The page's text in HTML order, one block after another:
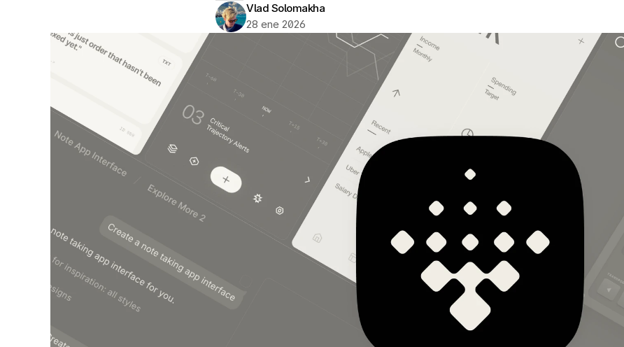
Vlad Solomakha
28 ene 2026